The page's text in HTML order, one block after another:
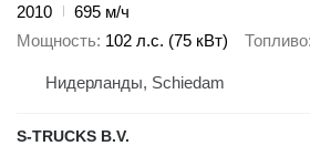
2010
695 м/ч
Мощность 102 л.с. (75 кВт) Топливо
Нидерланды, Schiedam
S-TRUCKS B.V.